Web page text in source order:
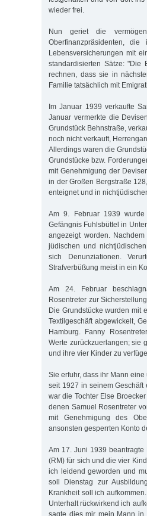
wieder frei.
Nun geriet die
Oberfinanzpräsidenten,
Lebensversicherungen mit
standardisierten Sätze: "Die
rechnen, dass sie in
Familie tatsächlich mit
Im Januar 1939 verkaufte
Januar vermerkte die
Grundstück Behnstraße,
noch nicht verkauft,
Allerdings waren die
Grundstücke bzw.
mit Genehmigung der
in der Großen Bergstraße
enteignet und in
Am 9. Februar 1939
Gefängnis Fuhlsbüttel in
angezeigt worden.
jüdischen und
sich Denunziationen.
Strafverbüßung meist in ein
Am 24. Februar
Rosentreter zur
Die Grundstücke wurden mit
Textilgeschäft abgewickelt,
Hamburg. Fanny
Werte zurückzuerlangen; sie
und ihre vier Kinder zu
Sie erfuhr, dass ihr Mann
seit 1927 in seinem
war die Tochter Else
denen Samuel Rosentreter
mit Genehmigung des
ansonsten gesperrten Konto
Am 17. Juni 1939
(RM) für sich und die vier
ich leidend geworden und
soll Dienstag zur
Krankheit soll ich
Unterhalt rückwirkend ich
sagte dies mir mein Mann in